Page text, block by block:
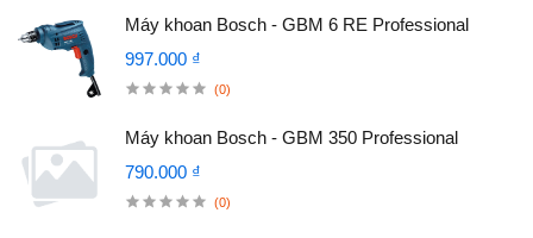
Máy khoan Bosch - GBM 6 RE Professional
997.000 ₫
(0)
Máy khoan Bosch - GBM 350 Professional
790.000 ₫
(0)